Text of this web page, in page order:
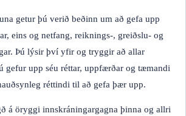
getur þú verið beðinn um að gefa upp
eins og netfang, reiknings-, greiðslu- og
Þú lýsir því yfir og tryggir að allar
gefur upp séu réttar, uppfærðar og tæmandi
réttindi til að gefa þær upp.
á öryggi innskráningargagna þinna og allri